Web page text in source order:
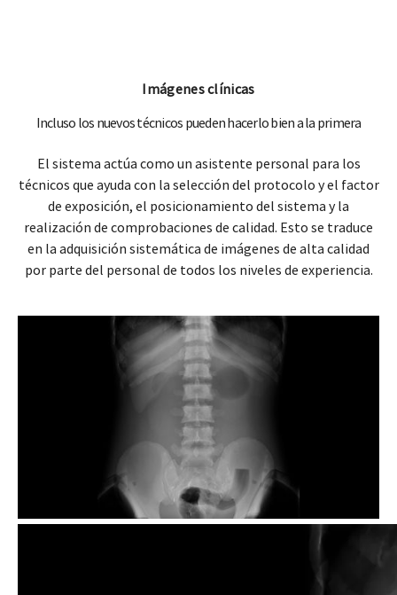
Imágenes clínicas
Incluso los nuevos técnicos pueden hacerlo bien a la primera
El sistema actúa como un asistente personal para los
técnicos que ayuda con la selección del protocolo y el factor
de exposición, el posicionamiento del sistema y la
realización de comprobaciones de calidad. Esto se traduce
en la adquisición sistemática de imágenes de alta calidad
por parte del personal de todos los niveles de experiencia.